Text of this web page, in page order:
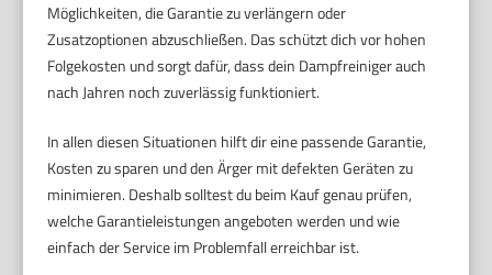
Möglichkeiten, die Garantie zu verlängern oder
Zusatzoptionen abzuschließen. Das schützt dich vor hohen
Folgekosten und sorgt dafür, dass dein Dampfreiniger auch
nach Jahren noch zuverlässig funktioniert.
In allen diesen Situationen hilft dir eine passende Garantie,
Kosten zu sparen und den Ärger mit defekten Geräten zu
minimieren. Deshalb solltest du beim Kauf genau prüfen,
welche Garantieleistungen angeboten werden und wie
einfach der Service im Problemfall erreichbar ist.